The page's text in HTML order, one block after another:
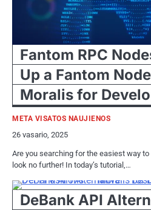
Fantom RPC
Up a Fantom
Moralis for
META VISATOS NAUJIENOS
26 vasario, 2025
Are you searching for the easiest way to
look no further! In today’s tutorial,…
DeBank API